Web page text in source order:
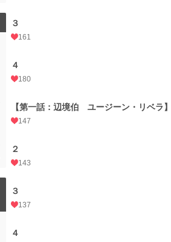
３
161
４
180
【第一話：辺境伯 ユージーン・リベラ】
147
２
143
３
137
４